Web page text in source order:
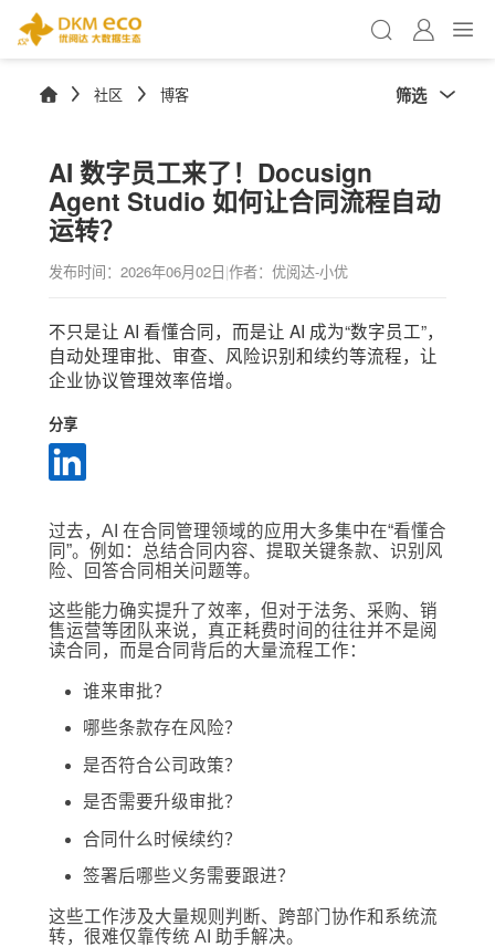
社区 博客 筛选
AI 数字员工来了！Docusign
Agent Studio 如何让合同流程自动
运转？
发布时间： 2026年06月02日|作者：优阅达-小优
不只是让 AI 看懂合同，而是让 AI 成为“数字员工”，
自动处理审批、审查、风险识别和续约等流程，让
企业协议管理效率倍增。
分享
过去，AI 在合同管理领域的应用大多集中在“看懂合
同”。例如：总结合同内容、提取关键条款、识别风
险、回答合同相关问题等。
这些能力确实提升了效率，但对于法务、采购、销
售运营等团队来说，真正耗费时间的往往并不是阅
读合同，而是合同背后的大量流程工作：
谁来审批？
哪些条款存在风险？
是否符合公司政策？
是否需要升级审批？
合同什么时候续约？
签署后哪些义务需要跟进？
这些工作涉及大量规则判断、跨部门协作和系统流
转，很难仅靠传统 AI 助手解决。